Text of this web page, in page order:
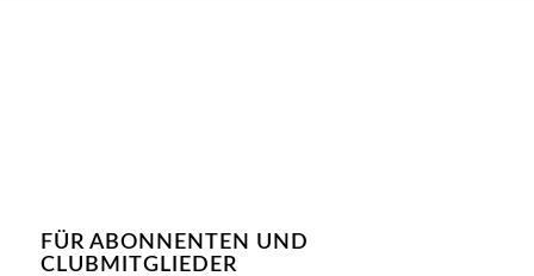
FÜR ABONNENTEN UND
CLUBMITGLIEDER